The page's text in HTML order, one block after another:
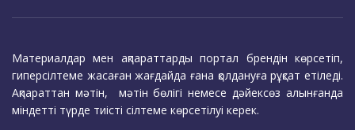
Материалдар мен ақпараттарды портал брендін көрсетіп,
гиперсілтеме жасаған жағдайда ғана қолдануға рұқсат етіледі.
Ақпараттан мәтін, мәтін бөлігі немесе дәйексөз алынғанда
міндетті түрде тиісті сілтеме көрсетілуі керек.